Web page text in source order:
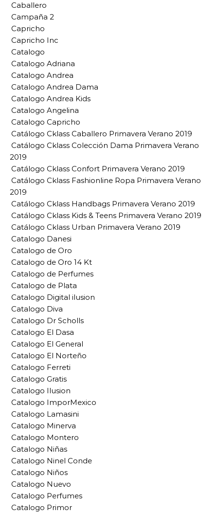
Caballero
Campaña 2
Capricho
Capricho Inc
Catalogo
Catalogo Adriana
Catalogo Andrea
Catalogo Andrea Dama
Catalogo Andrea Kids
Catalogo Angelina
Catalogo Capricho
Catálogo Cklass Caballero Primavera Verano 2019
Catálogo Cklass Colección Dama Primavera Verano
2019
Catálogo Cklass Confort Primavera Verano 2019
Catálogo Cklass Fashionline Ropa Primavera Verano
2019
Catálogo Cklass Handbags Primavera Verano 2019
Catálogo Cklass Kids & Teens Primavera Verano 2019
Catálogo Cklass Urban Primavera Verano 2019
Catalogo Danesi
Catalogo de Oro
Catalogo de Oro 14 Kt
Catalogo de Perfumes
Catalogo de Plata
Catalogo Digital ilusion
Catalogo Diva
Catalogo Dr Scholls
Catalogo El Dasa
Catalogo El General
Catalogo El Norteño
Catalogo Ferreti
Catalogo Gratis
Catalogo Ilusion
Catalogo ImporMexico
Catalogo Lamasini
Catalogo Minerva
Catalogo Montero
Catalogo Niñas
Catalogo Ninel Conde
Catalogo Niños
Catalogo Nuevo
Catalogo Perfumes
Catalogo Primor